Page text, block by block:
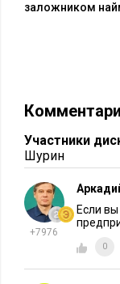
Молодежи,
.
каждого
Читайте также:
заложником
Участники
Шурин
+7976
Если
0